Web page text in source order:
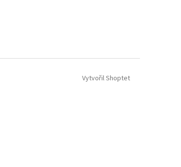
Vytvořil Shoptet